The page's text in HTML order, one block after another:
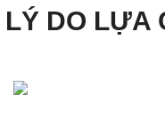
LÝ DO LỰA